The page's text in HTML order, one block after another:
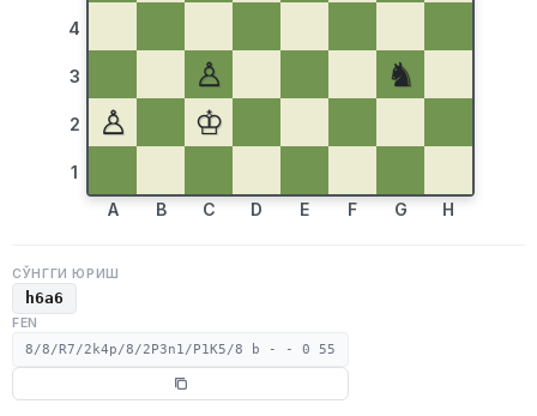
4
3
2
1
♙
♞
♙
♔
A B C D E F G H
СЎНГГИ ЮРИШ
h6a6
FEN
8/8/R7/2k4p/8/2P3n1/P1K5/8 b - - 0 55